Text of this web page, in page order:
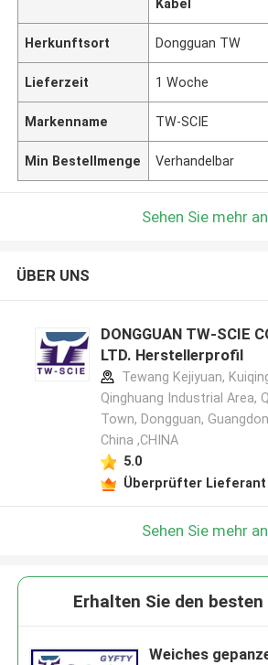
Kabel
Herkunftsort Dongguan TW
Lieferzeit 1 Woche
Markenname TW-SCIE
Min Bestellmenge Verhandelbar
Sehen Sie mehr an
ÜBER UNS
DONGGUAN TW-SCIE
LTD. Herstellerprofil
Tewang Kejiyuan,
Qinghuang Industrial Area,
Town, Dongguan,
China ,CHINA
5.0
Überprüfter Lieferant
Sehen Sie mehr an
Erhalten Sie den
Weiches